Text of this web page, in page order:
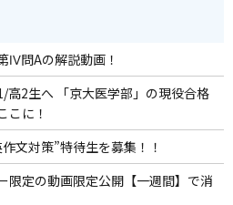
Ⅳ問Aの解説動画！
高2生へ 「京大医学部」の現役合格
こに！
文対策”特待生を募集！！
限定の動画限定公開【一週間】で消